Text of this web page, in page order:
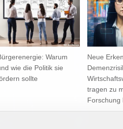
Warum
wie die Politik sie
sollte
Neue
tragen zu
Forschung